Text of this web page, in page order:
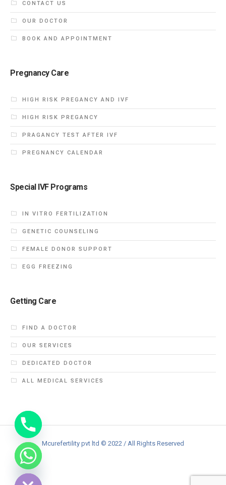
CONTACT US
OUR DOCTOR
BOOK AND APPOINTMENT
Pregnancy Care
HIGH RISK PREGANCY AND IVF
HIGH RISK PREGANCY
PRAGANCY TEST AFTER IVF
PREGNANCY CALENDAR
Special IVF Programs
IN VITRO FERTILIZATION
GENETIC COUNSELING
FEMALE DONOR SUPPORT
EGG FREEZING
Getting Care
FIND A DOCTOR
OUR SERVICES
DEDICATED DOCTOR
ALL MEDICAL SERVICES
Mcurefertility pvt ltd © 2022 / All Rights Reserved
CHATY